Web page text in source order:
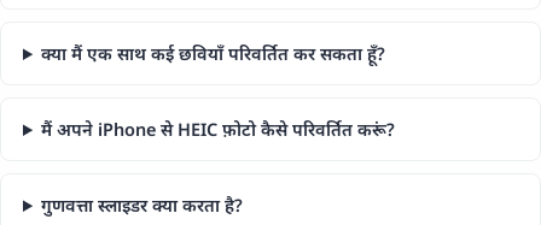
क्या मैं एक साथ कई छवियाँ परिवर्तित कर सकता हूँ?
मैं अपने iPhone से HEIC फ़ोटो कैसे परिवर्तित करूं?
गुणवत्ता स्लाइडर क्या करता है?